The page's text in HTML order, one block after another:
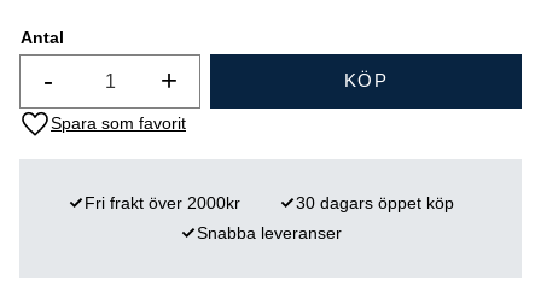
Antal
+
- KÖP
Lägg till i favoriter
Fri frakt över 2000kr
30 dagars öppet köp
Snabba leveranser